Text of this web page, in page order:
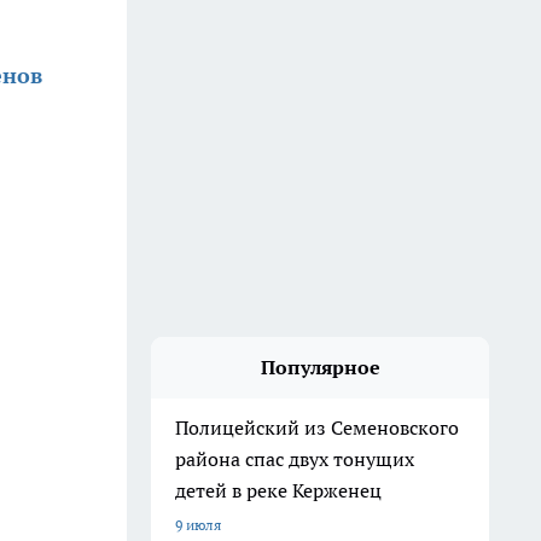
Популярное
Полицейский из Семеновского
района спас двух тонущих
детей в реке Керженец
9 июля